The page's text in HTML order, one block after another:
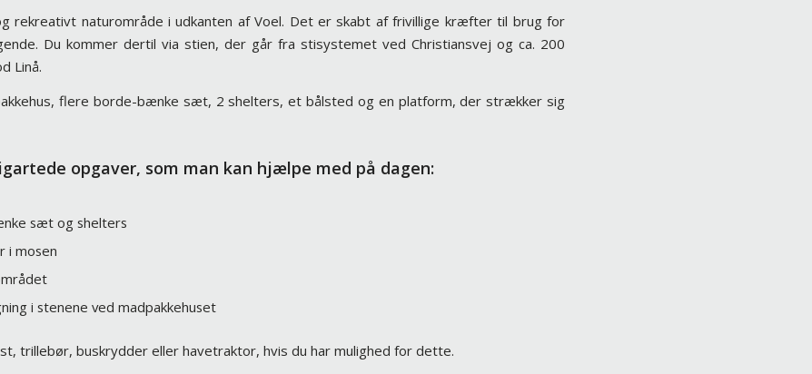
rekreativt naturområde i udkanten af Voel. Det er skabt af frivillige kræfter til brug for
Du kommer dertil via stien, der går fra stisystemet ved Christiansvej og ca. 200
Linå.
flere borde-bænke sæt, 2 shelters, et bålsted og en platform, der strækker sig
opgaver, som man kan hjælpe med på dagen:
sæt og shelters
i mosen
i stenene ved madpakkehuset
trillebør, buskrydder eller havetraktor, hvis du har mulighed for dette.